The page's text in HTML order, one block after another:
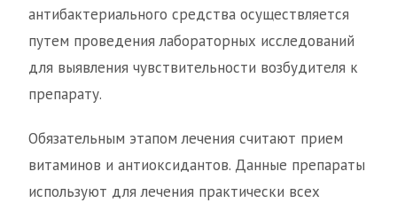
антибактериального средства осуществляется
путем проведения лабораторных исследований
для выявления чувствительности возбудителя к
препарату.
Обязательным этапом лечения считают прием
витаминов и антиоксидантов. Данные препараты
используют для лечения практически всех